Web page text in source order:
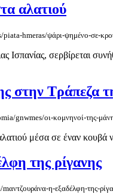
αλατιού
hmeras/ψάρι-ψημένο-σε-
Ισπανίας, σερβίρεται
στην Τράπεζα
gnwmes/οι-κομνηνοί-της-
μέσα σε έναν
της ρίγανης
η-εξαδέλφη-της-